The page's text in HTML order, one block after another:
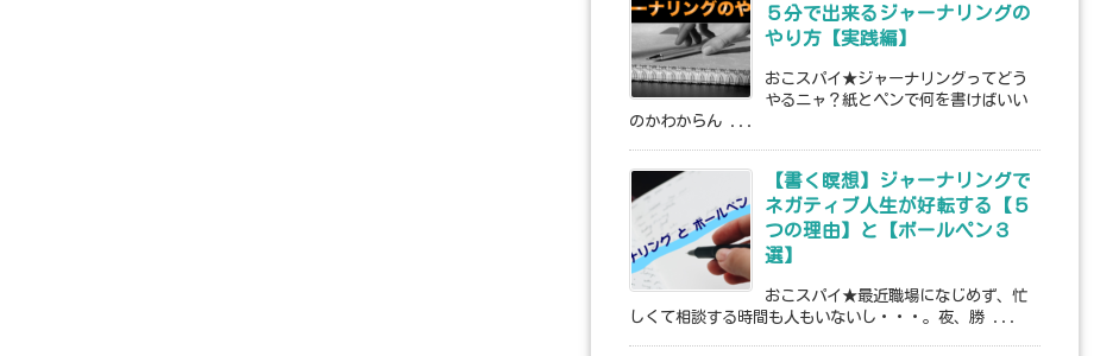
５分で出来るジャーナリングの
やり方【実践編】
おこスパイ★ジャーナリングってどう
やるニャ？紙とペンで何を書けばいい
のかわからん ...
【書く瞑想】ジャーナリングで
ネガティブ人生が好転する【５
つの理由】と【ボールペン３
選】
おこスパイ★最近職場になじめず、忙
しくて相談する時間も人もいないし・・・。夜、勝 ...